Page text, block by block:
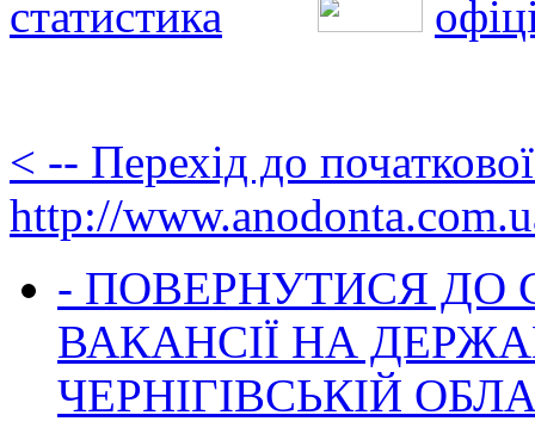
< -- Перехід до
http://
- ПОВЕРНУТИСЯ ДО
ВАКАНСІЇ НА
ЧЕРНІГІВСЬКІЙ